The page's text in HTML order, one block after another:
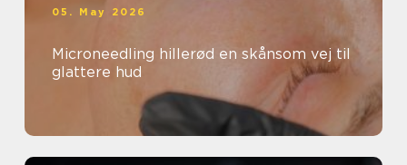
05. May 2026
Microneedling hillerød en skånsom vej til
glattere hud